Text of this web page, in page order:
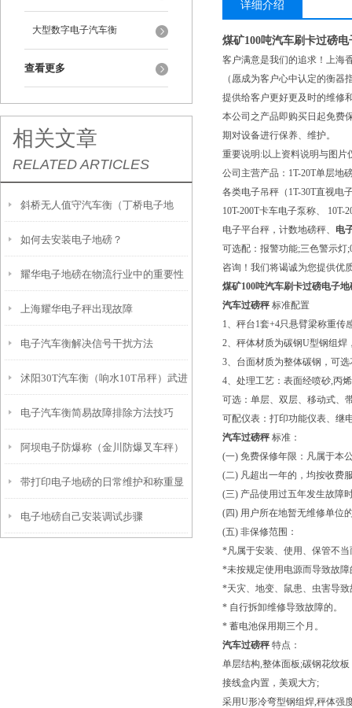
大型数字电子汽车衡
查看更多
相关文章
RELATED ARTICLES
斜桥无人值守汽车衡（丁桥电子地
磅）袁花电子汽车衡维修
如何去安装电子地磅？
耀华电子地磅在物流行业中的重要性
上海耀华电子秤出现故障
电子汽车衡解决信号干扰方法
沭阳30T汽车衡（响水10T吊秤）武进
汽车磅称）句容60T地磅维修
电子汽车衡简易故障排除方法技巧
阿坝电子防爆称（金川防爆叉车秤）
小金防爆钢瓶秤）金平防爆台称维修
带打印电子地磅的日常维护和称重显
示控制器的保养
电子地磅自己安装调试步骤
详细介绍
煤矿100吨汽车刷卡过磅
客户满意是我们的追求！上海
（愿成为客户心中认定的衡
提供给客户更好更及时的维修
本公司之产品即购买日起免费
期对设备进行保养、维护。
重要说明:以上资料说明与图片
公司主营产品：1T-20T单层地
各类电子吊秤（1T-30T直视电
10T-200T卡车电子泵称、
电子平台秤，计数地磅秤、 电
可选配：报警功能;三色警示灯
咨询！我们将谒诚为您提供优
煤矿100吨汽车刷卡过磅电子
汽车过磅秤标准配置
1、秤台1套+4只悬臂梁称重传
2、秤体材质为碳钢U型钢组焊
3、台面材质为整体碳钢，可
4、处理工艺：表面经喷砂,丙
可选：单层、双层、移动式、
可配仪表：打印功能仪表、继
汽车过磅秤标准：
(一) 免费保修年限：凡属于本
(二) 凡超出一年的，均按收费
(三) 产品使用过五年发生故障
(四) 用户所在地暂无维修单位
(五) 非保修范围：
*凡属于安装、使用、保管不
*未按规定使用电源而导致故障
*天灾、地变、鼠患、虫害导致
* 自行拆卸维修导致故障的。
* 蓄电池保用期三个月。
汽车过磅秤特点：
单层结构,整体面板;碳钢花纹板
接线盒内置，美观大方;
采用U形冷弯型钢组焊,秤体强